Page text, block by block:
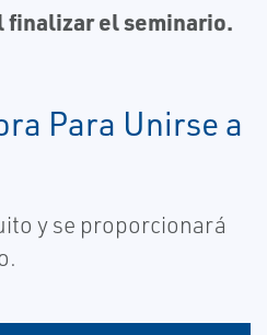
finalizar el seminario.
Para Unirse a
y se proporcionará